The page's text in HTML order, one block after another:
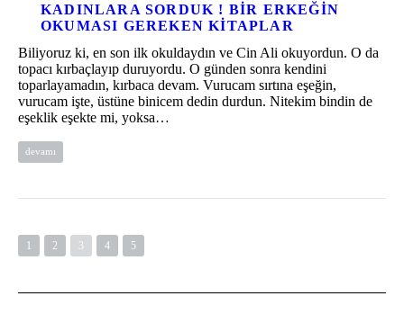
KADINLARA SORDUK ! BIR ERKEĞIN
OKUMASI GEREKEN KITAPLAR
Biliyoruz ki, en son ilk okuldaydın ve Cin Ali okuyordun. O da
topacı kırbaçlayıp duruyordu. O günden sonra kendini
toparlayamadın, kırbaca devam. Vurucam sırtına eşeğin,
vurucam işte, üstüne binicem dedin durdun. Nitekim bindin de
eşeklik eşekte mi, yoksa…
devamı
1 2 3 4 5